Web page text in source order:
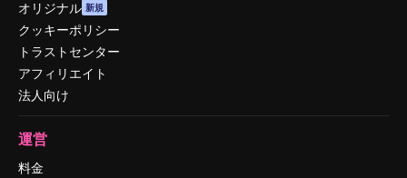
オリジナル 新規
クッキーポリシー
トラストセンター
アフィリエイト
法人向け
運営
料金